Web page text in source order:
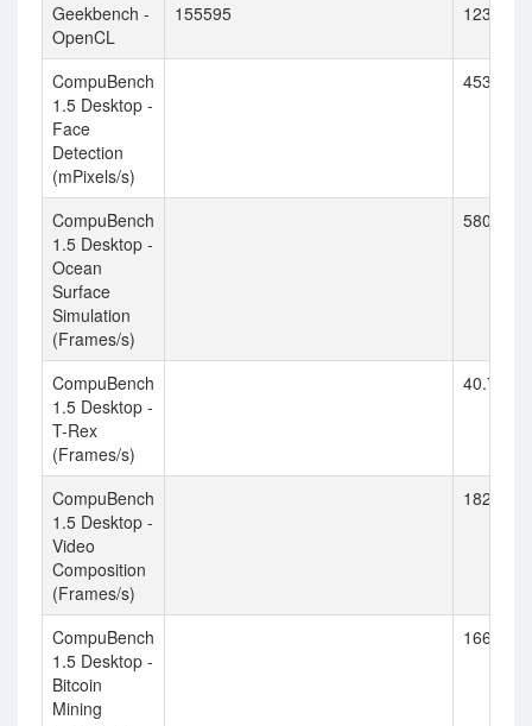
Geekbench -
OpenCL
155595 123479
CompuBench
1.5 Desktop -
Face
Detection
(mPixels/s)
453.922
CompuBench
1.5 Desktop -
Ocean
Surface
Simulation
(Frames/s)
CompuBench
1.5 Desktop -
T-Rex
(Frames/s)
40.757
CompuBench
1.5 Desktop -
Video
Composition
(Frames/s)
182.055
CompuBench
1.5 Desktop -
Bitcoin
Mining